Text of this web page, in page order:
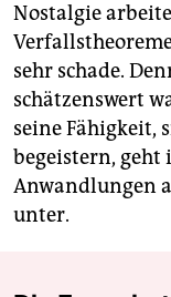
Nostalgie
sehr schade.
schätzenswert
seine Fähigkeit,
begeistern, geht
Anwandlungen
unter.